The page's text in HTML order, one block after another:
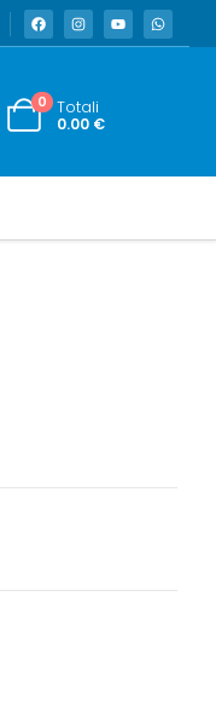
0 Totali
0.00 €